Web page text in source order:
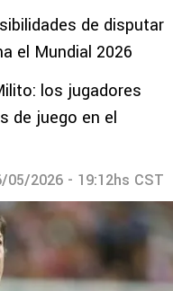
de disputar
el Mundial 2026
los jugadores
de juego en el
05/2026 - 19:12hs CST